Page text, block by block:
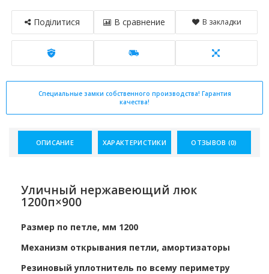
Поділитися В сравнение В закладки
Специальные замки собственного производства! Гарантия
качества!
ОПИСАНИЕ ХАРАКТЕРИСТИКИ ОТЗЫВОВ (0)
Уличный нержавеющий люк
1200п×900
Размер по петле, мм 1200
Механизм открывания петли, амортизаторы
Резиновый уплотнитель по всему периметру